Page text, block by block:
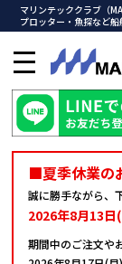
マリンテッククラブ（
プロッター・魚探など船
メ
ニ
ュ
ー
を
■夏季休業の
誠に勝手ながら、
2026年8月13日
期間中のご注文や